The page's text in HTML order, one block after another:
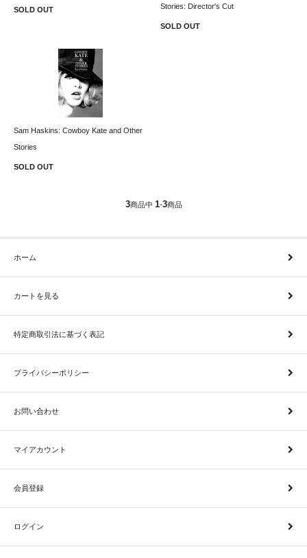
SOLD OUT
Stories: Director's Cut
SOLD OUT
Sam Haskins: Cowboy Kate and Other
Stories
SOLD OUT
3商品中 1-3商品
ホーム
カートを見る
特定商取引法に基づく表記
プライバシーポリシー
お問い合わせ
マイアカウント
会員登録
ログイン